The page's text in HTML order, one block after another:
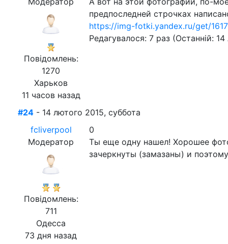
Повідомлень:
1270
Харьков
11 часов назад
предпоследней строчках
https://img-fotki.yandex.ru/get/
Редагувалося: 7 раз (Останній:
#24 - 14 лютого 2015, суббота
fcliverpool
Модератор
Повідомлень:
711
Одесса
73 дня назад
0
Ты еще одну нашел! Хорошее
зачеркнуты (замазаны) и